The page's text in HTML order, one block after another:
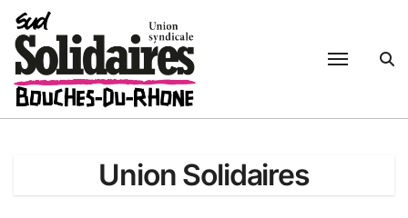
Passer
contenu
Union Solidaires